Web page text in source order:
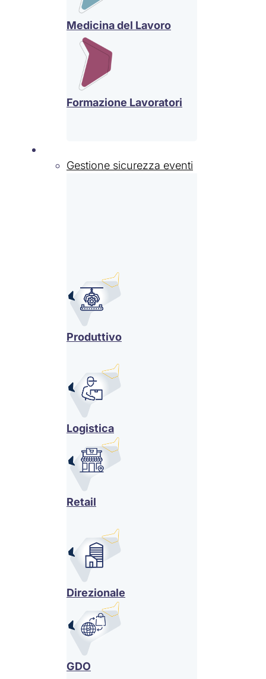
Medicina del Lavoro
Formazione Lavoratori
Gestione sicurezza eventi
Produttivo
Logistica
Retail
Direzionale
GDO